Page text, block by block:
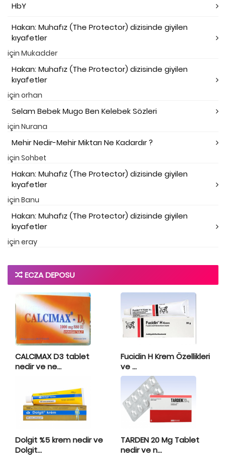
HbY
Hakan: Muhafız (The Protector) dizisinde giyilen
kıyafetler
için Mukadder
Hakan: Muhafız (The Protector) dizisinde giyilen
kıyafetler
için orhan
Selam Bebek Mugo Ben Kelebek Sözleri
için Nurana
Mehir Nedir-Mehir Miktarı Ne Kadardır ?
için Sohbet
Hakan: Muhafız (The Protector) dizisinde giyilen
kıyafetler
için Banu
Hakan: Muhafız (The Protector) dizisinde giyilen
kıyafetler
için eray
ECZA DEPOSU
CALCIMAX D3 tablet
nedir ve ne...
Fucidin H Krem Özellikleri
ve ...
Dolgit %5 krem nedir ve
Dolgit...
TARDEN 20 Mg Tablet
nedir ve n...